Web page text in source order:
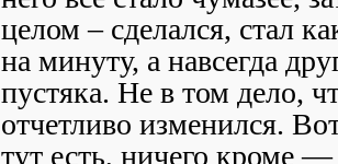
целом – сделался, стал
на минуту, а навсегда
пустяка. Не в том дело,
отчетливо изменился.
тут есть, ничего кроме